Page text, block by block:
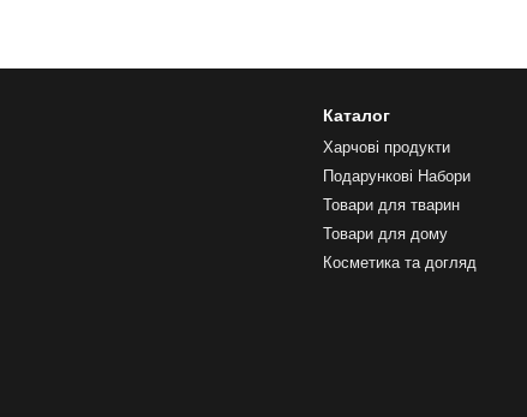
Каталог
Харчові продукти
Подарункові Набори
Товари для тварин
Товари для дому
Косметика та догляд